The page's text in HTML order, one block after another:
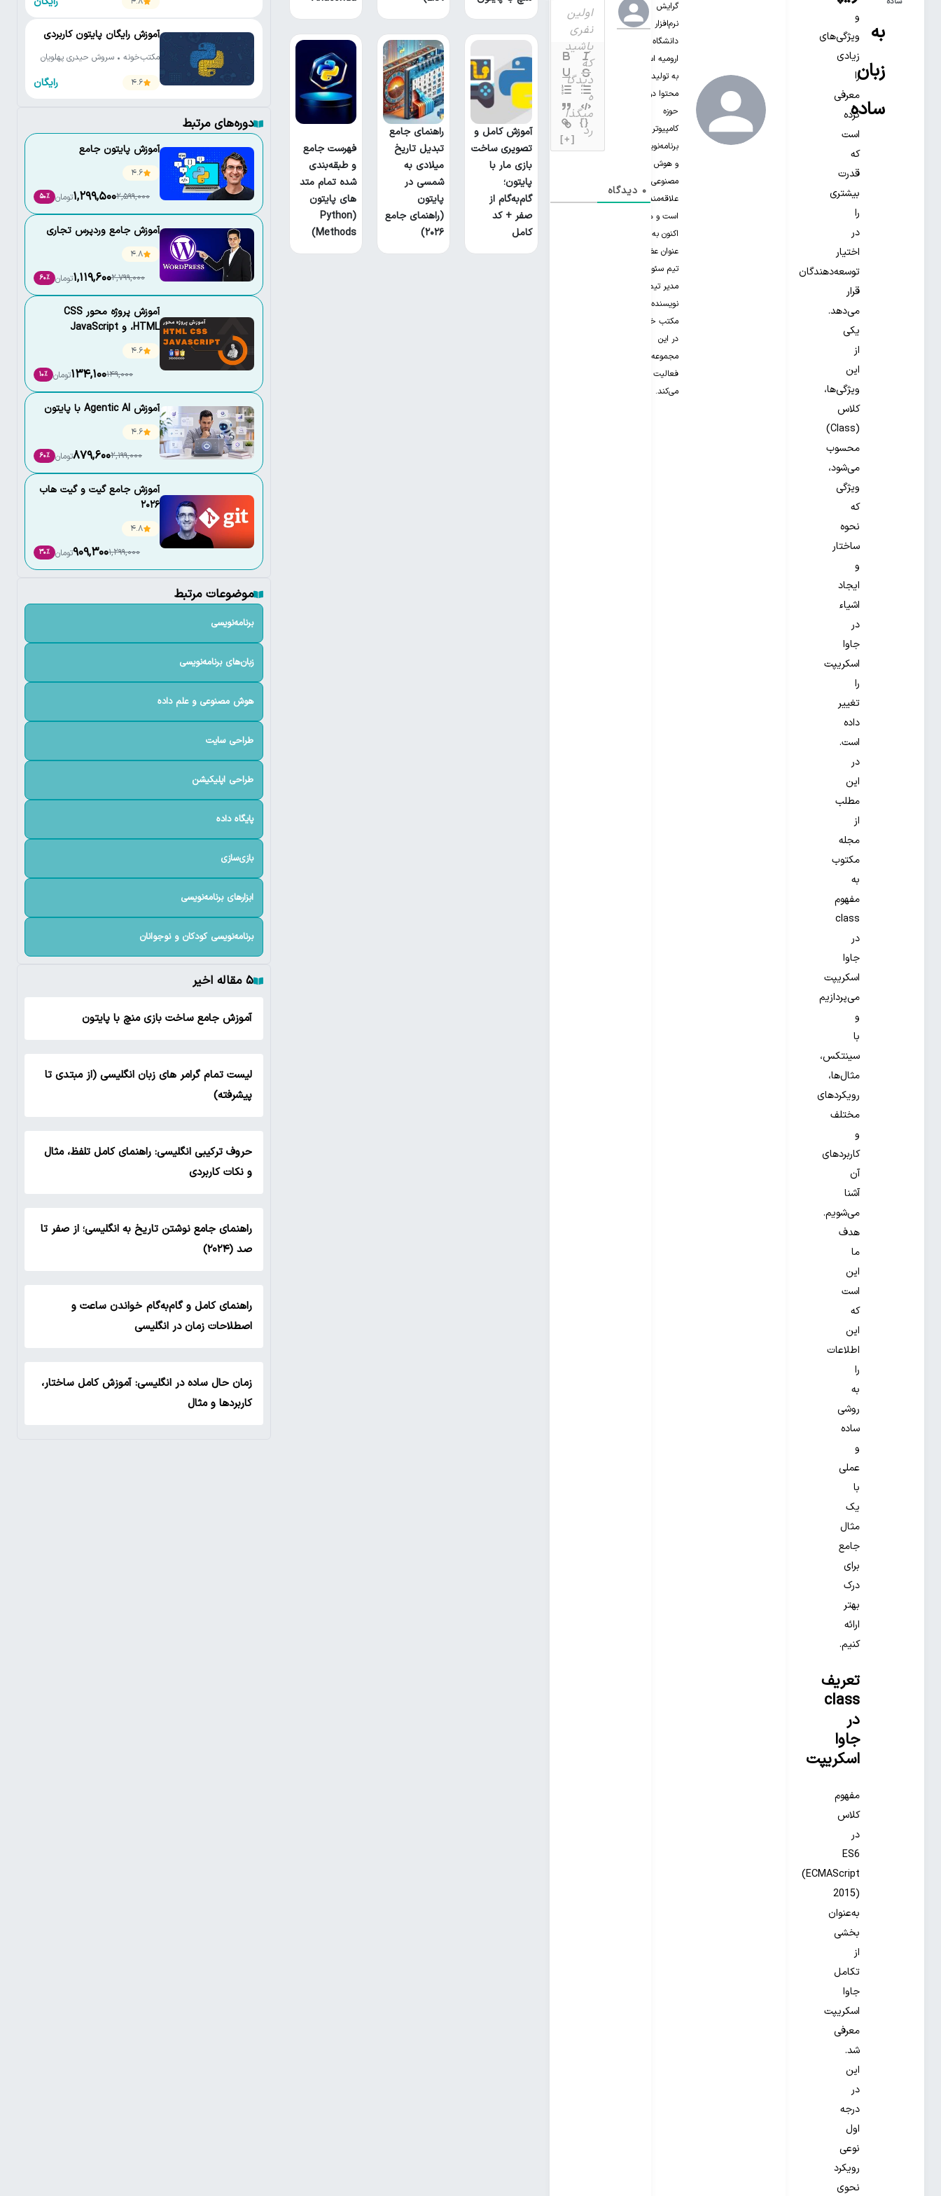
به
زبان
ساده
و
ویژگی‌های
زیادی
را
معرفی
کرده
است
که
قدرت
بیشتری
را
در
اختیار
توسعه‌دهندگان
قرار
می‌دهد.
یکی
از
این
ویژگی‌ها،
کلاس
(Class)
محسوب
می‌شود،
ویژگی
که
نحوه
ساختار
و
ایجاد
اشیاء
در
جاوا
اسکریپت
را
تغییر
داده
است.
در
این
مطلب
از
مجله
مکتوب
به
مفهوم
class
در
جاوا
اسکریپت
می‌پردازیم
و
با
سینتکس،
مثال‌ها،
رویکردهای
مختلف
و
کاربردهای
آن
آشنا
می‌شویم.
هدف
ما
این
است
که
این
اطلاعات
را
به
روشی
ساده
و
عملی
با
یک
مثال
جامع
برای
درک
بهتر
ارائه
کنیم.
تعریف
class
در
جاوا
اسکریپت
مفهوم
کلاس
در
ES6
(ECMAScript
2015)
به‌عنوان
بخشی
از
تکامل
جاوا
اسکریپت
معرفی
شد.
این
در
درجه
اول
نوعی
رویکرد
نحوی
گرایش
نرم‌افزار از
دانشگاه
ارومیه است.
به تولید
محتوا در
حوزه
کامپیوتر،
برنامه‌نویسی
و هوش
مصنوعی
علاقه‌مند‌
است و هم
اکنون به
عنوان عضو
تیم سئو و
مدیر تیم
نویسنده‌های
مکتب خونه
در این
مجموعه
فعالیت
می‌کند.
{}
[+]
0 دیدگاه
آموزش کامل و
تصویری ساخت
بازی مار با
پایتون؛
گام‌به‌گام از
صفر + کد
کامل
راهنمای جامع
تبدیل تاریخ
میلادی به
شمسی در
پایتون
(راهنمای جامع
۲۰۲۶)
فهرست جامع
و طبقه‌بندی
شده تمام متد
های پایتون
(Python
Methods)
آموزش رایگان پایتون کاربردی
مکتب‌خونه • سروش حیدری پهلویان
4.6
رایگان
دوره‌های مرتبط
آموزش پایتون جامع
4.6
2,599,000
1,299,500تومان 50٪
آموزش جامع وردپرس تجاری
4.8
2,799,000
1,119,600تومان 60٪
آموزش پروژه محور CSS
،HTML و JavaScript
4.6
149,000
134,100تومان 10٪
آموزش Agentic AI با پایتون
4.6
2,199,000
879,600تومان 60٪
آموزش جامع گیت و گیت هاب
2026
4.8
1,299,000
909,300تومان 30٪
موضوعات مرتبط
برنامه‌نویسی
زبان‌های برنامه‌نویسی
هوش مصنوعی و علم داده
طراحی سایت
طراحی اپلیکیشن
پایگاه داده
بازی‌سازی
ابزارهای برنامه‌نویسی
برنامه‌نویسی کودکان و نوجوانان
۵ مقاله اخیر
آموزش جامع ساخت بازی منچ با پایتون
لیست تمام گرامر های زبان انگلیسی (از مبتدی تا
پیشرفته)
حروف ترکیبی انگلیسی: راهنمای کامل تلفظ، مثال
و نکات کاربردی
راهنمای جامع نوشتن تاریخ به انگلیسی؛ از صفر تا
صد (۲۰۲۴)
راهنمای کامل و گام‌به‌گام خواندن ساعت و
اصطلاحات زمان در انگلیسی
زمان حال ساده در انگلیسی: آموزش کامل ساختار،
کاربردها و مثال